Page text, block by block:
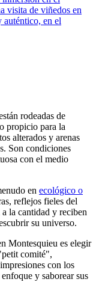
visita de viñedos en
auténtico, en el
rodeadas de
propicio para la
alterados y arenas
Son condiciones
con el medio
en ecológico o
reflejos fieles del
la cantidad y reciben
su universo.
Montesquieu es elegir
comité",
con los
y saborear sus